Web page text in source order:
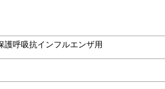
呼吸抗インフルエンザ用